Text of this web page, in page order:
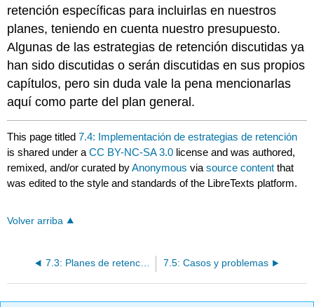
retención específicas para incluirlas en nuestros
planes, teniendo en cuenta nuestro presupuesto.
Algunas de las estrategias de retención discutidas ya
han sido discutidas o serán discutidas en sus propios
capítulos, pero sin duda vale la pena mencionarlas
aquí como parte del plan general.
This page titled7.4: Implementación de estrategias de retención
is shared under aCC BY-NC-SA 3.0 license and was authored,
remixed, and/or curated byAnonymous viasource content that
was edited to the style and standards of the LibreTexts platform.
Volver arriba
7.3: Planes de retención 7.5: Casos y problemas